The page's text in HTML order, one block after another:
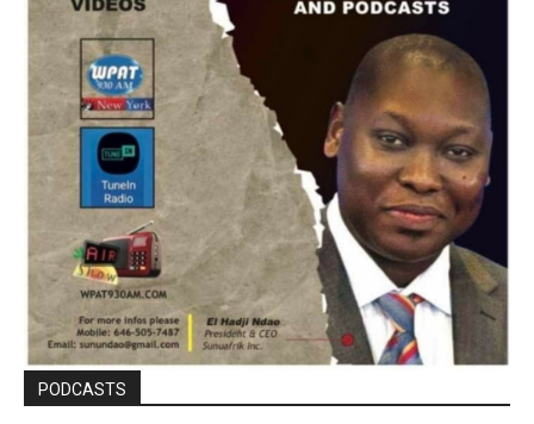
PODCASTS